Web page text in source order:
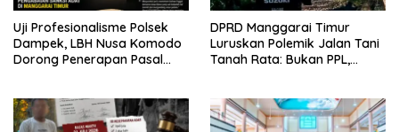
Uji Profesionalisme Polsek
Dampek, LBH Nusa Komodo
Dorong Penerapan Pasal
Pengabaian Sanksi Adat
DPRD Manggarai Timur
Luruskan Polemik Jalan Tani
Tanah Rata: Bukan PPL,